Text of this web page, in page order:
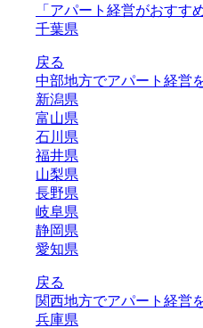
「アパート経営がおすす
千葉県
戻る
中部地方でアパート経営
新潟県
富山県
石川県
福井県
山梨県
長野県
岐阜県
静岡県
愛知県
戻る
関西地方でアパート経営
兵庫県